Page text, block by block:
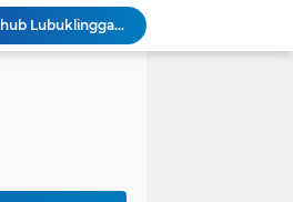
Sarat Praktik 'Asal Bapak Senang', Kebijakan Parkir Dishub Lubuklinggau Menuai Sorotan Tajam
Lantik Pejabat Baru, JM Bupati Empat Lawang: Jabatan Adalah Amanah, Segera Berinovasi Demi Empat Lawang MADANI!